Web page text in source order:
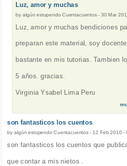
Luz, amor y muchas
by algún estupendo Cuentacuentos-30 Mar
Luz, amor y muchas bendiciones
preparan este material, soy
bastante en mis tutorias. Tambien
5 años. gracias.
Virginia Ysabel Lima Peru
son fantasticos los cuentos
by algún estupendo Cuentacuentos- 12 Feb 2010 -
son fantasticos los cuentos que
que contar a mis nietos .